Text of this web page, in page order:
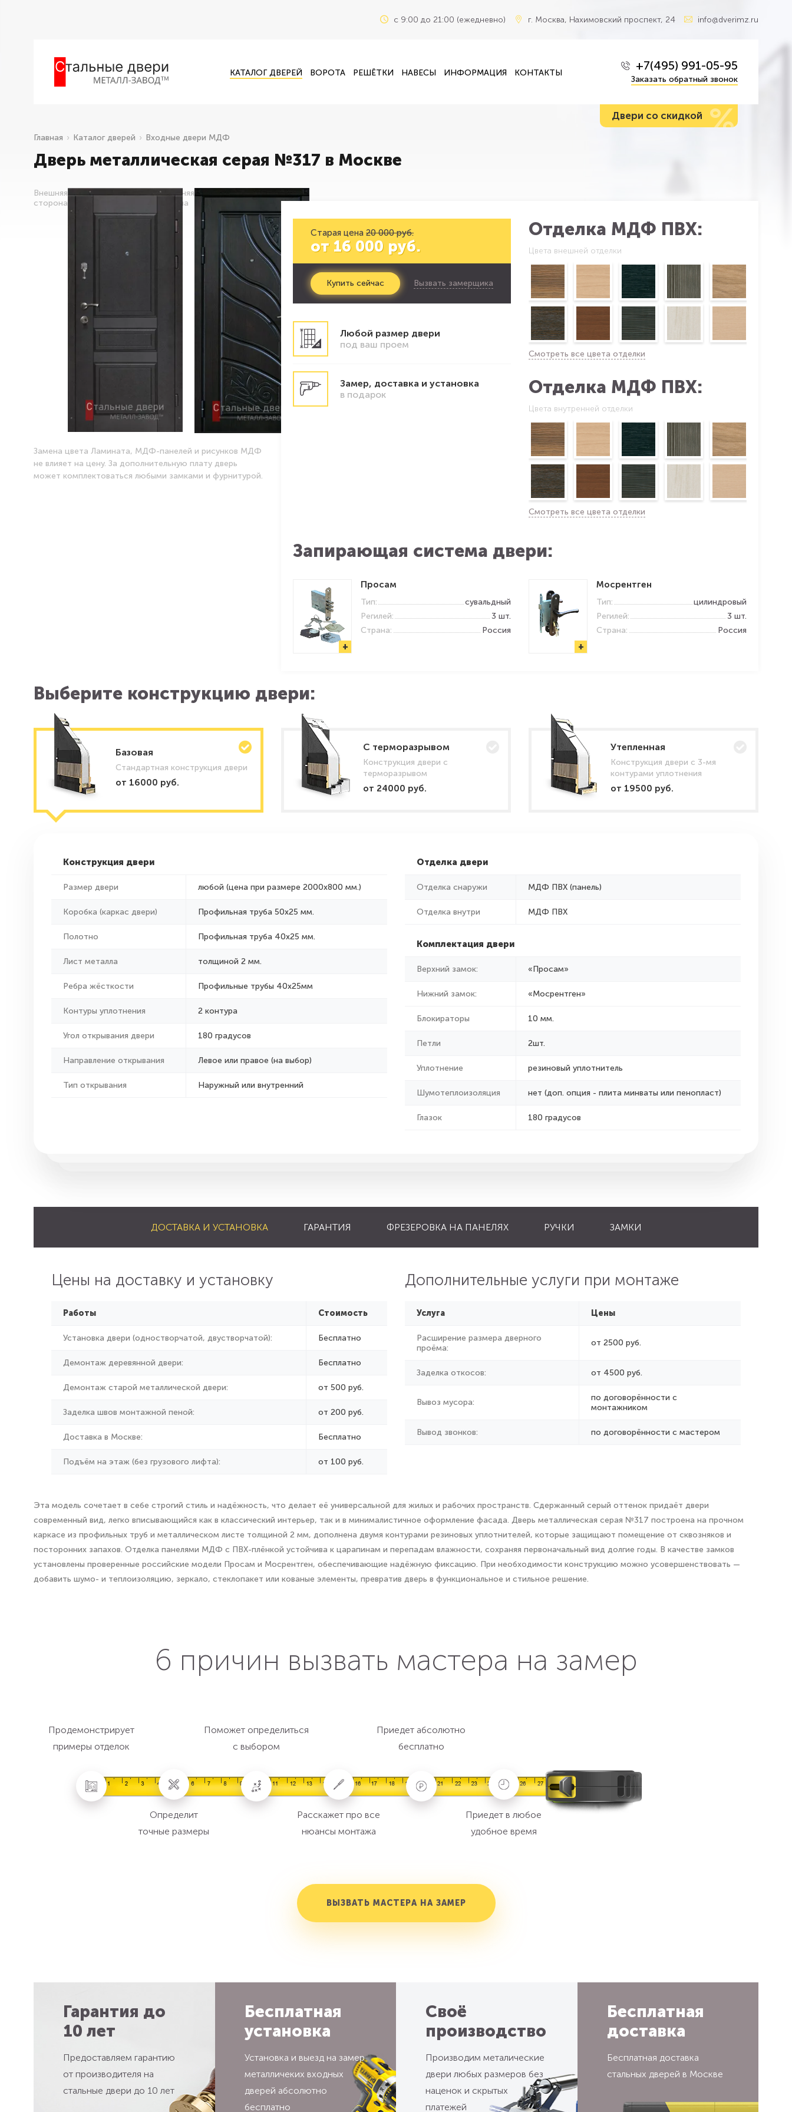
c 9:00 до 21:00 (ежедневно) г. Москва, Нахимовский проспект, 24 info@dverimz.ru
КАТАЛОГ ДВЕРЕЙ ВОРОТА РЕШЁТКИ НАВЕСЫ ИНФОРМАЦИЯ КОНТАКТЫ +7(495) 991-05-95
Заказать обратный звонок
Двери со скидкой %
Дверь металлическая серая №317 в Москве
Главная Каталог дверей Входные двери МДФ
Внешняя
сторона
Внутренняя
сторона
Замена цвета Ламината, МДФ-панелей и рисунков МДФ
не влияет на цену. За дополнительную плату дверь
может комплектоваться любыми замками и фурнитурой.
Старая цена 20 000 руб.
от 16 000 руб.
Купить сейчас Вызвать замерщика
Любой размер двери
под ваш проем
Замер, доставка и установка
в подарок
Отделка МДФ ПВХ:
Цвета внешней отделки
Смотреть все цвета отделки
Отделка МДФ ПВХ:
Цвета внутренней отделки
Смотреть все цвета отделки
Запирающая система двери:
+
Просам
Тип:
сувальдный
Регилей:
3 шт.
Страна:
Россия
+
Мосрентген
Тип:
цилиндровый
Регилей:
3 шт.
Страна:
Россия
Выберите конструкцию двери:
Базовая
Стандартная конструкция двери
от 16000 руб.
C терморазрывом
Конструкция двери с
терморазрывом
от 24000 руб.
Утепленная
Конструкция двери с 3-мя
контурами уплотнения
от 19500 руб.
Конструкция двери
Размер двери любой (цена при размере 2000x800 мм.)
Коробка (каркас двери) Профильная труба 50х25 мм.
Полотно Профильная труба 40х25 мм.
Лист металла толщиной 2 мм.
Ребра жёсткости Профильные трубы 40х25мм
Контуры уплотнения 2 контура
Угол открывания двери 180 градусов
Направление открывания Левое или правое (на выбор)
Тип открывания Наружный или внутренний
Отделка двери
Отделка снаружи МДФ ПВХ (панель)
Отделка внутри МДФ ПВХ
Комплектация двери
Верхний замок: «Просам»
Нижний замок: «Мосрентген»
Блокираторы 10 мм.
Петли 2шт.
Уплотнение резиновый уплотнитель
Шумотеплоизоляция нет (доп. опция - плита минваты или пенопласт)
Глазок 180 градусов
ДОСТАВКА И УСТАНОВКА ГАРАНТИЯ ФРЕЗЕРОВКА НА ПАНЕЛЯХ РУЧКИ ЗАМКИ
Цены на доставку и установку
Работы Стоимость
Установка двери (одностворчатой, двустворчатой): Бесплатно
Демонтаж деревянной двери: Бесплатно
Демонтаж старой металлической двери: от 500 руб.
Заделка швов монтажной пеной: от 200 руб.
Доставка в Москве: Бесплатно
Подъём на этаж (без грузового лифта): от 100 руб.
Дополнительные услуги при монтаже
Услуга Цены
Расширение размера дверного
проёма:
от 2500 руб.
Заделка откосов: от 4500 руб.
Вывоз мусора:
по договорённости с
монтажником
Вывод звонков: по договорённости с мастером
Эта модель сочетает в себе строгий стиль и надёжность, что делает её универсальной для жилых и рабочих пространств. Сдержанный серый оттенок придаёт двери
современный вид, легко вписывающийся как в классический интерьер, так и в минималистичное оформление фасада. Дверь металлическая серая №317 построена на прочном
каркасе из профильных труб и металлическом листе толщиной 2 мм, дополнена двумя контурами резиновых уплотнителей, которые защищают помещение от сквозняков и
посторонних запахов. Отделка панелями МДФ с ПВХ-плёнкой устойчива к царапинам и перепадам влажности, сохраняя первоначальный вид долгие годы. В качестве замков
установлены проверенные российские модели Просам и Мосрентген, обеспечивающие надёжную фиксацию. При необходимости конструкцию можно усовершенствовать —
добавить шумо- и теплоизоляцию, зеркало, стеклопакет или кованые элементы, превратив дверь в функциональное и стильное решение.
6 причин вызвать мастера на замер
Продемонстрирует
примеры отделок
Определит
точные размеры
Поможет определиться
с выбором
Расскажет про все
нюансы монтажа
Приедет абсолютно
бесплатно
Приедет в любое
удобное время
ВЫЗВАТЬ МАСТЕРА НА ЗАМЕР
Гарантия до
10 лет
Предоставляем гарантию
от производителя на
стальные двери до 10 лет
Бесплатная
установка
Установка и выезд на замер
металличеких входных
дверей абсолютно
бесплатно
Своё
производство
Производим металические
двери любых размеров без
наценок и скрытых
платежей
Бесплатная
доставка
Бесплатная доставка
стальных дверей в Москве